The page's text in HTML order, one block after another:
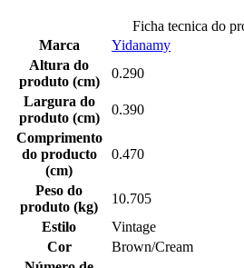
Ficha tecnica do
Marca
Yidanamy
Altura do
produto (cm)
0.290
Largura do
produto (cm)
0.390
Comprimento
do producto
(cm)
0.470
Peso do
produto (kg)
10.705
Estilo
Vintage
Cor
Brown/Cream